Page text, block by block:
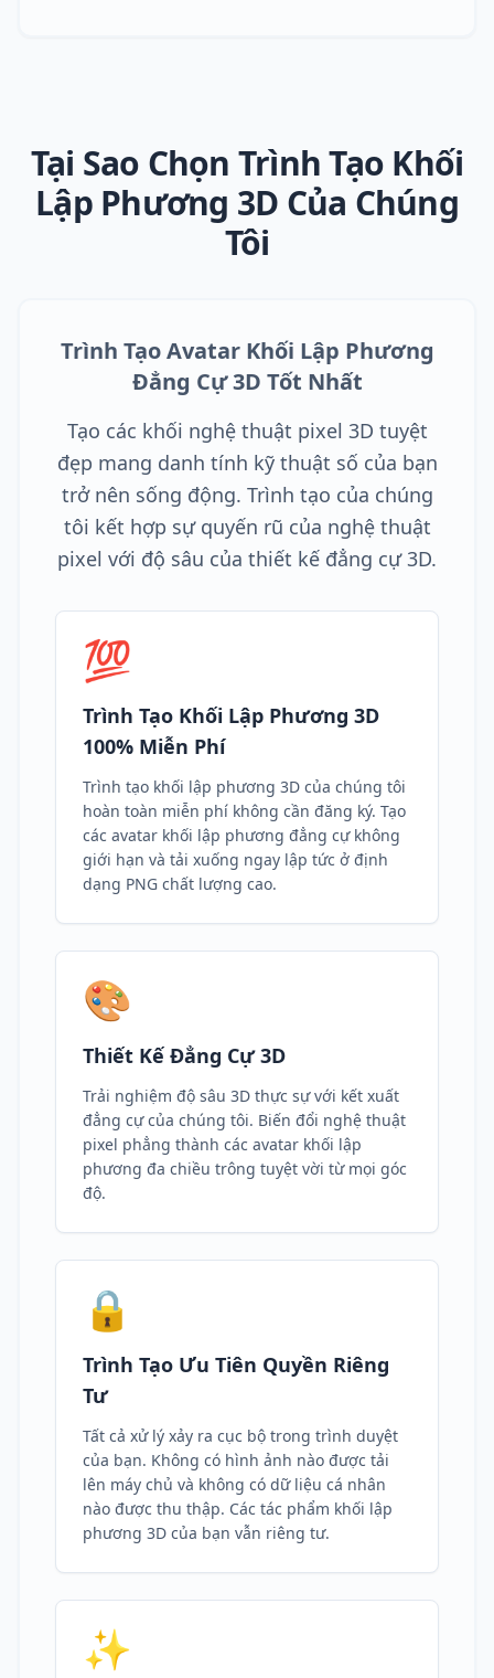
Tại Sao Chọn Trình Tạo Khối
Lập Phương 3D Của Chúng
Tôi
Trình Tạo Avatar Khối Lập Phương
Đẳng Cự 3D Tốt Nhất
Tạo các khối nghệ thuật pixel 3D tuyệt
đẹp mang danh tính kỹ thuật số của bạn
trở nên sống động. Trình tạo của chúng
tôi kết hợp sự quyến rũ của nghệ thuật
pixel với độ sâu của thiết kế đẳng cự 3D.
💯
Trình Tạo Khối Lập Phương 3D
100% Miễn Phí
Trình tạo khối lập phương 3D của chúng tôi
hoàn toàn miễn phí không cần đăng ký. Tạo
các avatar khối lập phương đẳng cự không
giới hạn và tải xuống ngay lập tức ở định
dạng PNG chất lượng cao.
🎨
Thiết Kế Đẳng Cự 3D
Trải nghiệm độ sâu 3D thực sự với kết xuất
đẳng cự của chúng tôi. Biến đổi nghệ thuật
pixel phẳng thành các avatar khối lập
phương đa chiều trông tuyệt vời từ mọi góc
độ.
🔒
Trình Tạo Ưu Tiên Quyền Riêng
Tư
Tất cả xử lý xảy ra cục bộ trong trình duyệt
của bạn. Không có hình ảnh nào được tải
lên máy chủ và không có dữ liệu cá nhân
nào được thu thập. Các tác phẩm khối lập
phương 3D của bạn vẫn riêng tư.
✨